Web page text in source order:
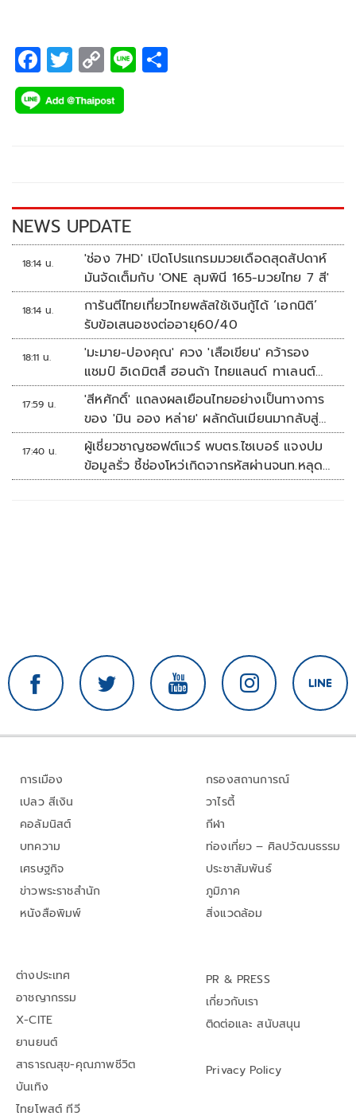
F
ac
e
k
T
wi
tt
C
o
p
k
Li
NEWS UPDATE
18:14 น.
'ช่อง 7HD' เปิดโปรแกรมมวยเดือดสุดสัปดาห์
มันจัดเต็มกับ 'ONE ลุมพินี 165-มวยไทย 7 สี'
18:14 น.
การันตีไทยเที่ยวไทยพลัสใช้เงินกู้ได้ ‘เอกนิติ’
รับข้อเสนอชงต่ออายุ60/40
18:11 น.
'มะมาย-ปองคุณ' ควง 'เสือเขียน' คว้ารอง
แชมป์ อิเดมิตสึ ฮอนด้า ไทยแลนด์ ทาเลนต์
คัพ สนาม 3
17:59 น.
'สีหศักดิ์' แถลงผลเยือนไทยอย่างเป็นทางการ
ของ 'มิน ออง หล่าย' ผลักดันเมียนมากลับสู่
อาเซียน
17:40 น.
ผู้เชี่ยวชาญซอฟต์แวร์ พบตร.ไซเบอร์ แจงปม
ข้อมูลรั่ว ชี้ช่องโหว่เกิดจากรหัสผ่านจนท.หลุด
ไม่ใช่ถูกแฮกระบบ
การเมือง
เปลว สีเงิน
คอลัมนิสต์
บทความ
เศรษฐกิจ
ข่าวพระราชสำนัก
หนังสือพิมพ์
กรองสถานการณ์
วาไรตี้
กีฬา
ท่องเที่ยว – ศิลปวัฒนธรรม
ประชาสัมพันธ์
ภูมิภาค
สิ่งแวดล้อม
ต่างประเทศ
อาชญากรรม
X-CITE
ยานยนต์
สาธารณสุข-คุณภาพชีวิต
บันเทิง
ไทยโพสต์ ทีวี
PR & PRESS
เกี่ยวกับเรา
ติดต่อและ สนับสนุน
Privacy Policy